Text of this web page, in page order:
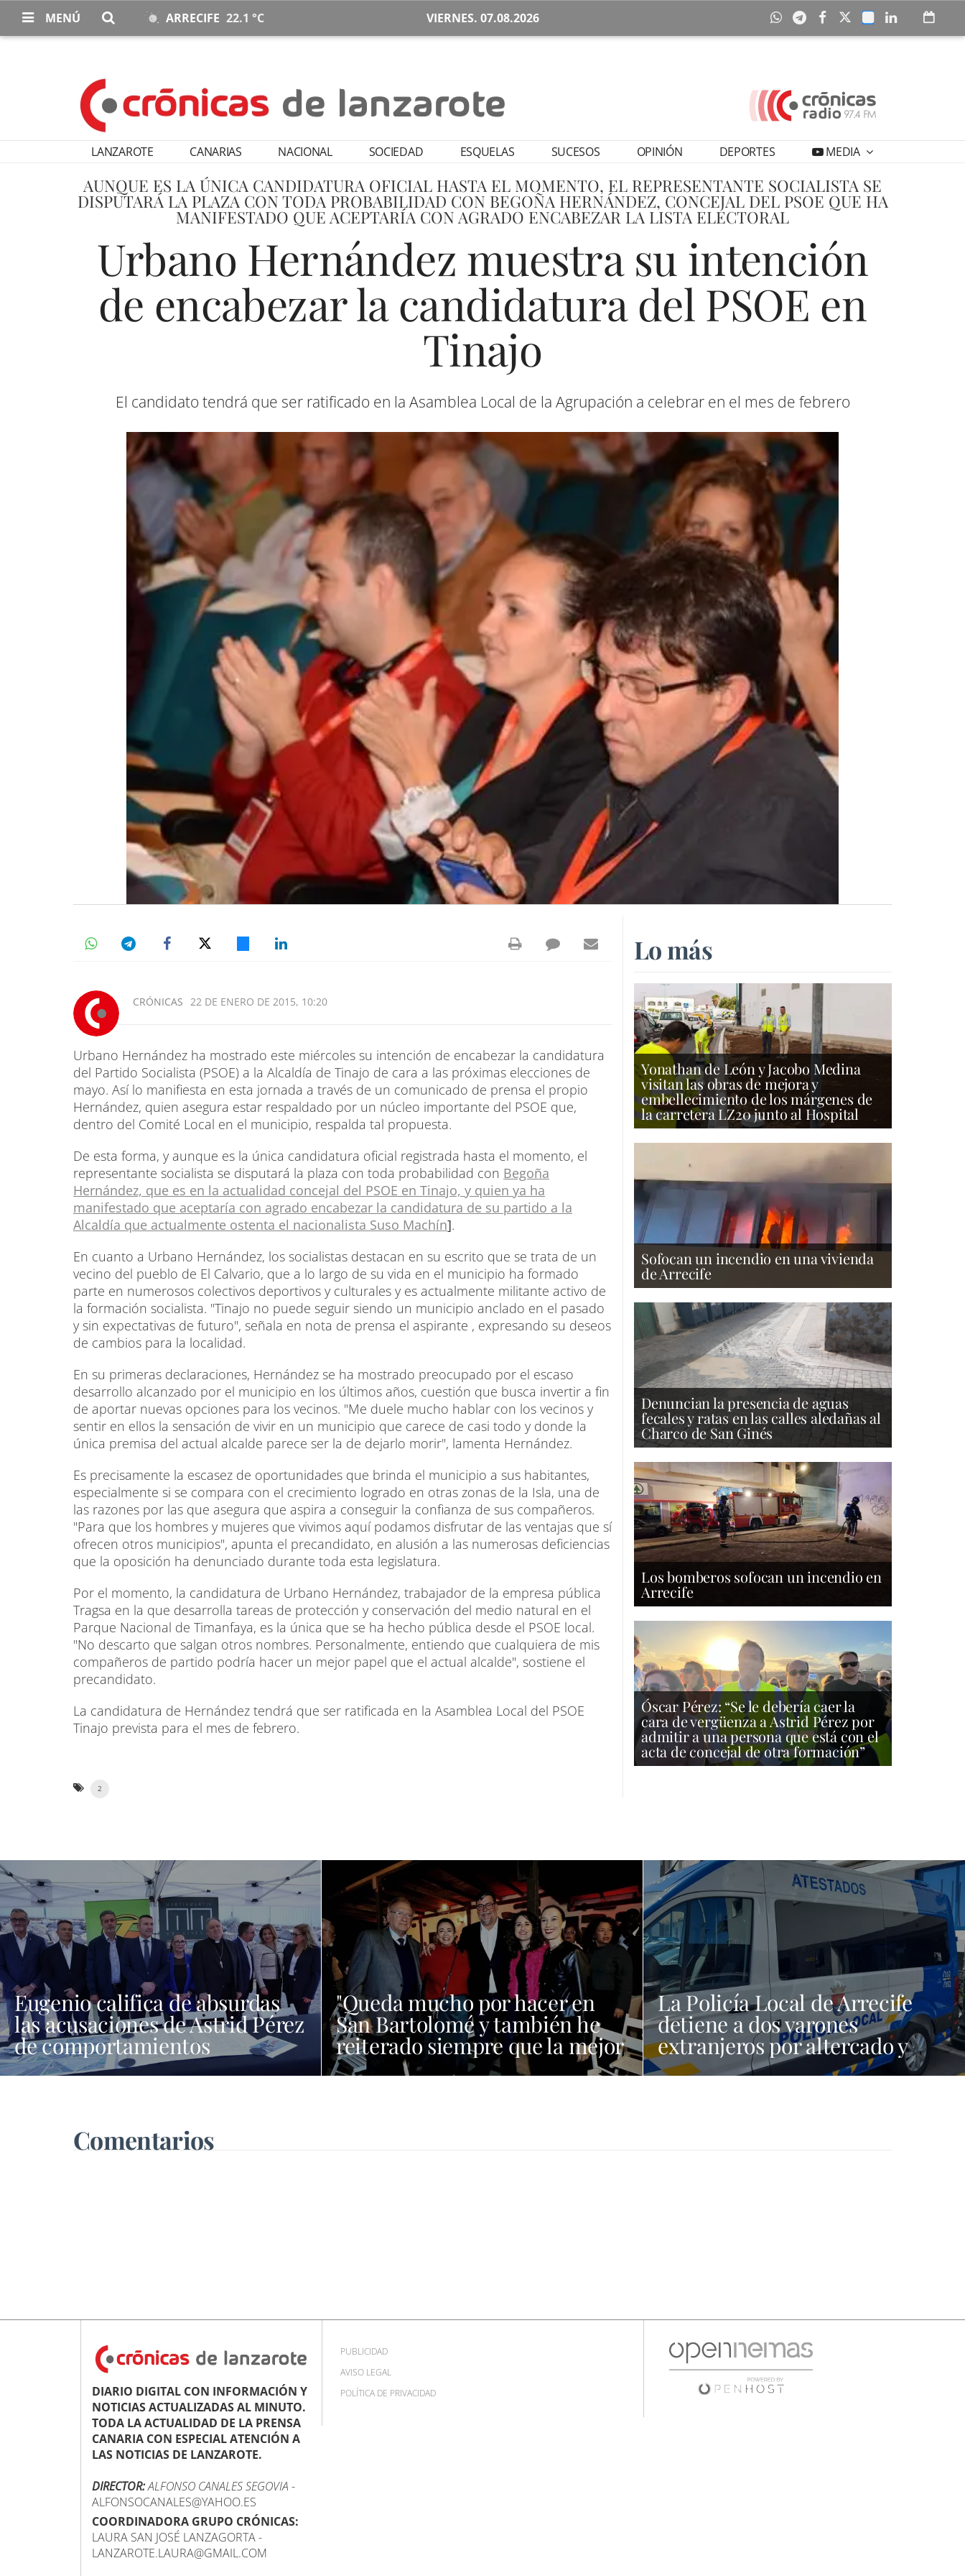
MENÚ ARRECIFE 22.1 °C VIERNES. 07.08.2026
LANZAROTE CANARIAS NACIONAL SOCIEDAD ESQUELAS SUCESOS OPINIÓN DEPORTES MEDIA
AUNQUE ES LA ÚNICA CANDIDATURA OFICIAL HASTA EL MOMENTO, EL REPRESENTANTE SOCIALISTA SE
DISPUTARÁ LA PLAZA CON TODA PROBABILIDAD CON BEGOÑA HERNÁNDEZ, CONCEJAL DEL PSOE QUE HA
MANIFESTADO QUE ACEPTARÍA CON AGRADO ENCABEZAR LA LISTA ELECTORAL
Urbano Hernández muestra su intención
de encabezar la candidatura del PSOE en
Tinajo
El candidato tendrá que ser ratificado en la Asamblea Local de la Agrupación a celebrar en el mes de febrero
CRÓNICAS 22 DE ENERO DE 2015, 10:20
Urbano Hernández ha mostrado este miércoles su intención de encabezar la candidatura
del Partido Socialista (PSOE) a la Alcaldía de Tinajo de cara a las próximas elecciones de
mayo. Así lo manifiesta en esta jornada a través de un comunicado de prensa el propio
Hernández, quien asegura estar respaldado por un núcleo importante del PSOE que,
dentro del Comité Local en el municipio, respalda tal propuesta.
De esta forma, y aunque es la única candidatura oficial registrada hasta el momento, el
representante socialista se disputará la plaza con toda probabilidad con Begoña
Hernández, que es en la actualidad concejal del PSOE en Tinajo, y quien ya ha
manifestado que aceptaría con agrado encabezar la candidatura de su partido a la
Alcaldía que actualmente ostenta el nacionalista Suso Machín].
En cuanto a Urbano Hernández, los socialistas destacan en su escrito que se trata de un
vecino del pueblo de El Calvario, que a lo largo de su vida en el municipio ha formado
parte en numerosos colectivos deportivos y culturales y es actualmente militante activo de
la formación socialista. "Tinajo no puede seguir siendo un municipio anclado en el pasado
y sin expectativas de futuro", señala en nota de prensa el aspirante , expresando su deseos
de cambios para la localidad.
En su primeras declaraciones, Hernández se ha mostrado preocupado por el escaso
desarrollo alcanzado por el municipio en los últimos años, cuestión que busca invertir a fin
de aportar nuevas opciones para los vecinos. "Me duele mucho hablar con los vecinos y
sentir en ellos la sensación de vivir en un municipio que carece de casi todo y donde la
única premisa del actual alcalde parece ser la de dejarlo morir", lamenta Hernández.
Es precisamente la escasez de oportunidades que brinda el municipio a sus habitantes,
especialmente si se compara con el crecimiento logrado en otras zonas de la Isla, una de
las razones por las que asegura que aspira a conseguir la confianza de sus compañeros.
"Para que los hombres y mujeres que vivimos aquí podamos disfrutar de las ventajas que sí
ofrecen otros municipios", apunta el precandidato, en alusión a las numerosas deficiencias
que la oposición ha denunciado durante toda esta legislatura.
Por el momento, la candidatura de Urbano Hernández, trabajador de la empresa pública
Tragsa en la que desarrolla tareas de protección y conservación del medio natural en el
Parque Nacional de Timanfaya, es la única que se ha hecho pública desde el PSOE local.
"No descarto que salgan otros nombres. Personalmente, entiendo que cualquiera de mis
compañeros de partido podría hacer un mejor papel que el actual alcalde", sostiene el
precandidato.
La candidatura de Hernández tendrá que ser ratificada en la Asamblea Local del PSOE
Tinajo prevista para el mes de febrero.
2
Lo más
Yonathan de León y Jacobo Medina
visitan las obras de mejora y
embellecimiento de los márgenes de
la carretera LZ20 junto al Hospital
Sofocan un incendio en una vivienda
de Arrecife
Denuncian la presencia de aguas
fecales y ratas en las calles aledañas al
Charco de San Ginés
Los bomberos sofocan un incendio en
Arrecife
Óscar Pérez: “Se le debería caer la
cara de vergüenza a Astrid Pérez por
admitir a una persona que está con el
acta de concejal de otra formación”
Eugenio califica de absurdas
las acusaciones de Astrid Pérez
de comportamientos
machistas y asegura que busca
"Queda mucho por hacer en
San Bartolomé y también he
reiterado siempre que la mejor
candidata al Cabildo es María
La Policía Local de Arrecife
detiene a dos varones
extranjeros por altercado y
amenazas con arma blanca
Comentarios
DIARIO DIGITAL CON INFORMACIÓN Y
NOTICIAS ACTUALIZADAS AL MINUTO.
TODA LA ACTUALIDAD DE LA PRENSA
CANARIA CON ESPECIAL ATENCIÓN A
LAS NOTICIAS DE LANZAROTE.
DIRECTOR:ALFONSO CANALES SEGOVIA -
ALFONSOCANALES@YAHOO.ES
COORDINADORA GRUPO CRÓNICAS:
LAURA SAN JOSÉ LANZAGORTA -
LANZAROTE.LAURA@GMAIL.COM
PUBLICIDAD
AVISO LEGAL
POLÍTICA DE PRIVACIDAD